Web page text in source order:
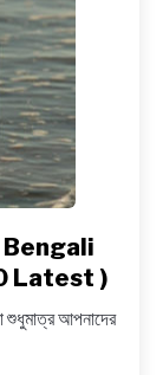
Bengali
Latest )
শুধুমাত্র আপনাদের